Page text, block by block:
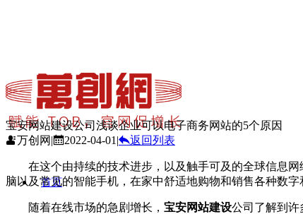
首页
宝安网站建设公司浅谈企业可以电子商务网站的5个原因
万创网 | 2022-04-01 | 返回列表
在这个由持续的技术进步，以及触手可及的全球信息网
脑以及常见的智能手机，在家中舒适地购物和销售各种数
随着在线市场的急剧增长， 宝安网站建设公司了解到许